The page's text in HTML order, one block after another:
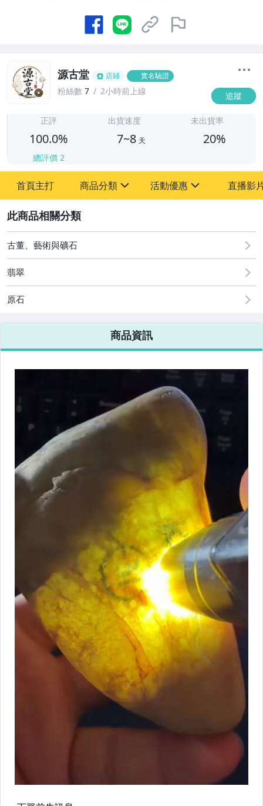
源古堂 店鋪 實名驗證
粉絲數 7 2小時前上線 追蹤
正評
100.0%
總評價 2
出貨速度
7~8 天
未出貨率
20%
首頁主打 商品分類
其它
活動優惠
[全店] 周年慶
[全店] 粉絲專享
直播影
古董、藝術與礦石
翡翠
原石
商品資訊